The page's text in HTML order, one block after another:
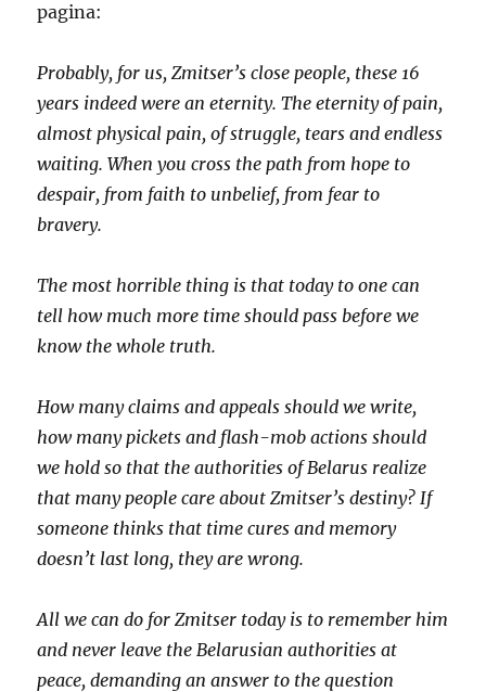
pagina:
Probably, for us, Zmitser’s close people, these 16
years indeed were an eternity. The eternity of pain,
almost physical pain, of struggle, tears and endless
waiting. When you cross the path from hope to
despair, from faith to unbelief, from fear to
bravery.
The most horrible thing is that today to one can
tell how much more time should pass before we
know the whole truth.
How many claims and appeals should we write,
how many pickets and flash-mob actions should
we hold so that the authorities of Belarus realize
that many people care about Zmitser’s destiny? If
someone thinks that time cures and memory
doesn’t last long, they are wrong.
All we can do for Zmitser today is to remember him
and never leave the Belarusian authorities at
peace, demanding an answer to the question